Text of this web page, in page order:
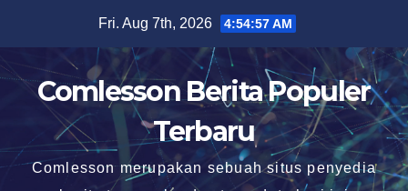
content
Fri. Aug 7th, 2026 4:54:59 AM
Comlesson Berita Populer
Terbaru
Comlesson merupakan sebuah situs penyedia